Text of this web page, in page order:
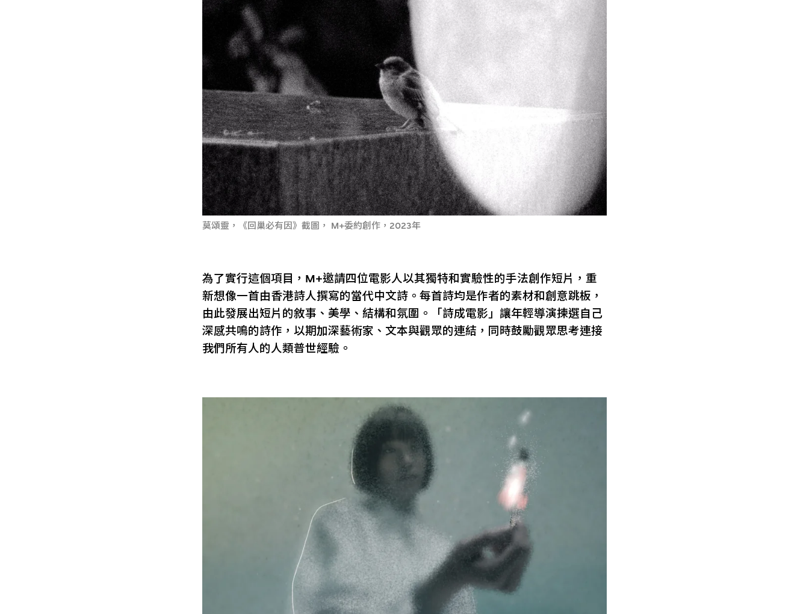
莫頌靈，《回巢必有因》截圖， M+委約創作，2023年
為了實行這個項目，M+邀請四位電影人以其獨特和實驗性的手法創作短片，重
新想像一首由香港詩人撰寫的當代中文詩。每首詩均是作者的素材和創意跳板，
由此發展出短片的敘事、美學、結構和氛圍。「詩成電影」讓年輕導演揀選自己
深感共鳴的詩作，以期加深藝術家、文本與觀眾的連結，同時鼓勵觀眾思考連接
我們所有人的人類普世經驗。